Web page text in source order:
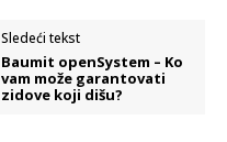
Sledeći tekst
Baumit openSystem – Ko
vam može garantovati
zidove koji dišu?